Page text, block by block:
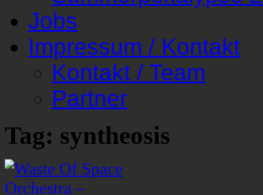
Jobs
Impressum / Kontakt
Kontakt / Team
Partner
Tag: syntheosis